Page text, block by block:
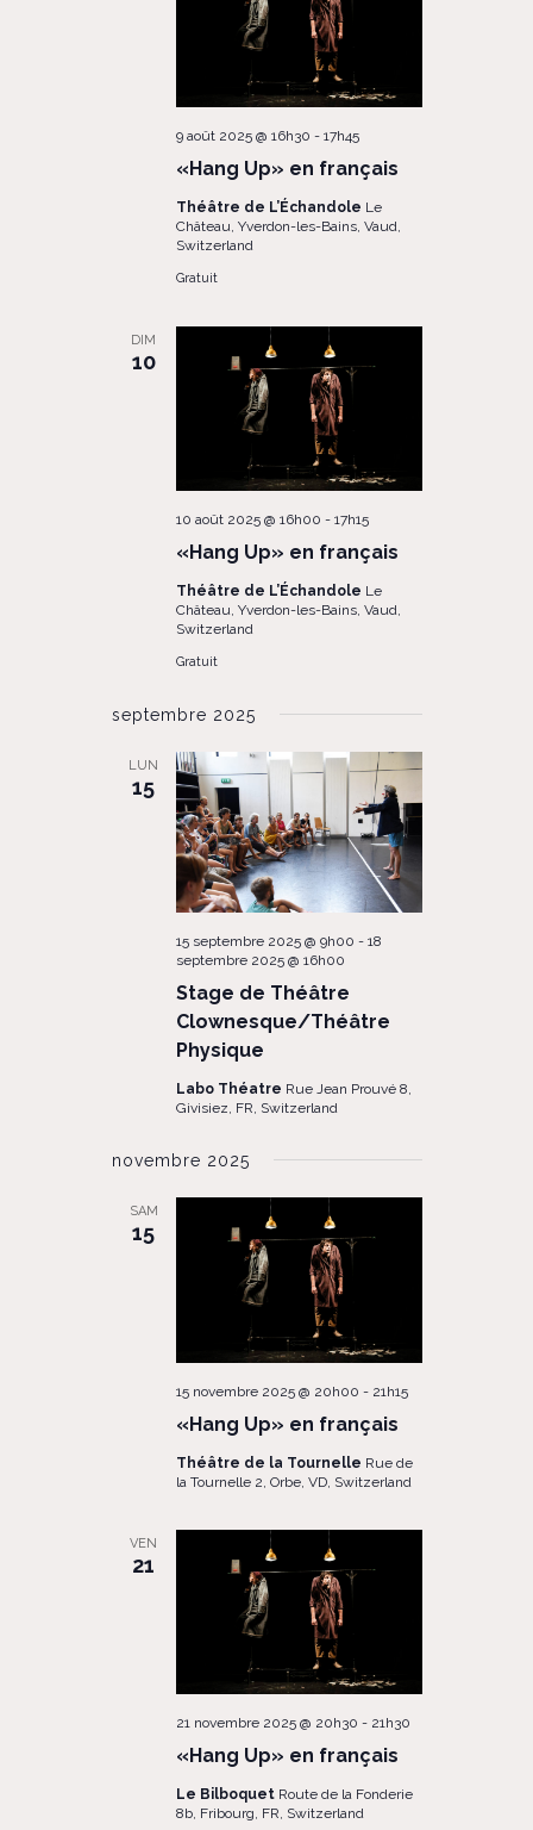
«Hang Up» en français
9 août 2025 @ 16h30 - 17h45
Théâtre de L’Échandole Le
Château, Yverdon-les-Bains, Vaud,
Switzerland
Gratuit
DIM
10
«Hang Up» en français
10 août 2025 @ 16h00 - 17h15
Théâtre de L’Échandole Le
Château, Yverdon-les-Bains, Vaud,
Switzerland
Gratuit
septembre 2025
LUN
15
Stage de Théâtre
Clownesque/Théâtre
Physique
15 septembre 2025 @ 9h00 - 18
septembre 2025 @ 16h00
Labo Théatre Rue Jean Prouvé 8,
Givisiez, FR, Switzerland
novembre 2025
SAM
15
«Hang Up» en français
15 novembre 2025 @ 20h00 - 21h15
Théâtre de la Tournelle Rue de
la Tournelle 2, Orbe, VD, Switzerland
VEN
21
«Hang Up» en français
21 novembre 2025 @ 20h30 - 21h30
Le Bilboquet Route de la Fonderie
8b, Fribourg, FR, Switzerland